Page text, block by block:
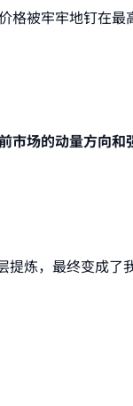
格被牢牢地钉在最
市场的动量方向和
提炼，最终变成了